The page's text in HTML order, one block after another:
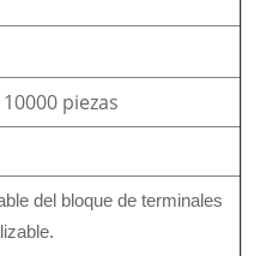
piezas
del bloque de terminales